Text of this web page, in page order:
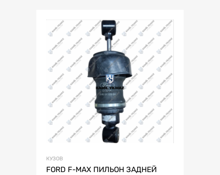
КУЗОВ
FORD F-MAX ПИЛЬОН ЗАДНЕЙ